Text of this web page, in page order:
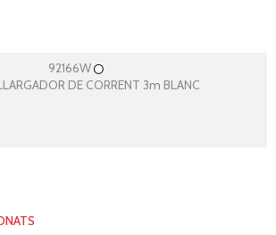
92166W
DE CORRENT 3m BLANC